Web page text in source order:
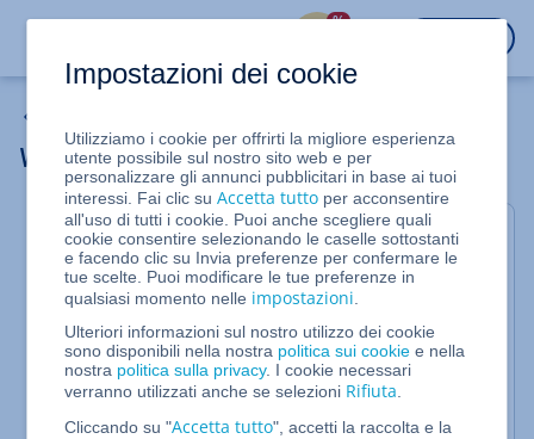
%
Webmail: breve spiegazione
Webmail è ilclient e-mailgratuito di IONOS con cui
puoi gestire le tue e-mail. Per poter accedere
all'applicazione, hai bisogno solo dei dati di accesso
della tuacasella di posta. Webmail è stato
sviluppato appositamente per utilizzare le caselle
di posta elettronica create con IONOS. Con Webmail
puoi creare le tue cartelle, impostare uninoltro e-
mail, modificare la tua firma e gestire contatti,
appuntamenti e calendari.
Impostazioni dei cookie
Utilizziamo i cookie per offrirti la migliore esperienza
utente possibile sul nostro sito web e per
personalizzare gli annunci pubblicitari in base ai tuoi
interessi. Fai clic suAccetta tutto per acconsentire
all'uso di tutti i cookie. Puoi anche scegliere quali
cookie consentire selezionando le caselle sottostanti
e facendo clic su Invia preferenze per confermare le
tue scelte. Puoi modificare le tue preferenze in
qualsiasi momento nelle impostazioni
Ulteriori informazioni sul nostro utilizzo dei cookie
sono disponibili nella nostra politica sui cookie e nella
nostra politica sulla privacy. I cookie necessari
verranno utilizzati anche se selezioni Rifiuta
Cliccando su "Accetta tutto", accetti la raccolta e la